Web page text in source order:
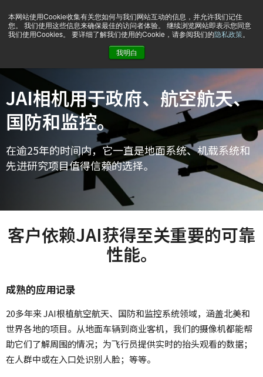
本网站使用Cookie收集有关您如何与我们网站互动的信息，并允许我们记住
您。 我们使用这些信息来确保最佳的访问者体验。 继续浏览网站即表示您同意
我们使用Cookies。 要详细了解我们使用的Cookie，请参阅我们的隐私政策。
我明白
用于政府、航空航天、国防和监视系统的相机
JAI相机用于政府、航空航天、
国防和监控。
在逾25年的时间内，它一直是地面系统、机载系统和
先进研究项目值得信赖的选择。
客户依赖JAI获得至关重要的可靠
性能。
成熟的应用记录
20多年来 JAI根植航空航天、国防和监控系统领域，涵盖北美和
世界各地的项目。从地面车辆到商业客机，我们的摄像机都能帮
助它们了解周围的情况；为飞行员提供实时的抬头观看的数据；
在人群中或在入口处识别人脸；等等。